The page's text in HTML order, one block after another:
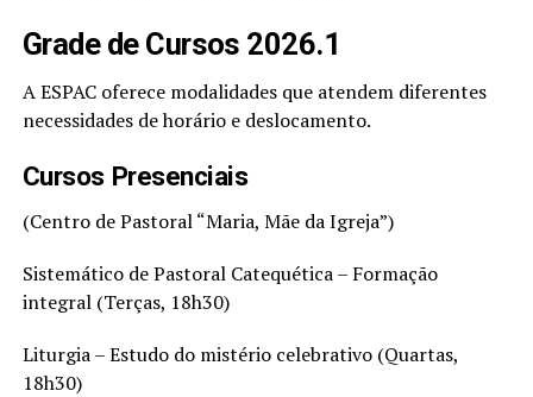
Grade de Cursos 2026.1
A ESPAC oferece modalidades que atendem diferentes
necessidades de horário e deslocamento.
Cursos Presenciais
(Centro de Pastoral “Maria, Mãe da Igreja”)
Sistemático de Pastoral Catequética – Formação
integral (Terças, 18h30)
Liturgia – Estudo do mistério celebrativo (Quartas,
18h30)